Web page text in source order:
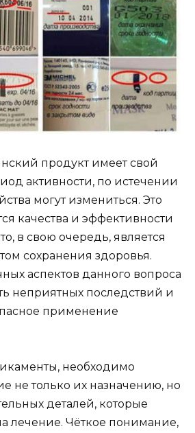
продукт имеет свой
активности, по истечении
могут измениться. Это
качества и эффективности
в свою очередь, является
сохранения здоровья.
аспектов данного вопроса
неприятных последствий и
применение
необходимо
не только их назначению, но
деталей, которые
лечение. Чёткое понимание,